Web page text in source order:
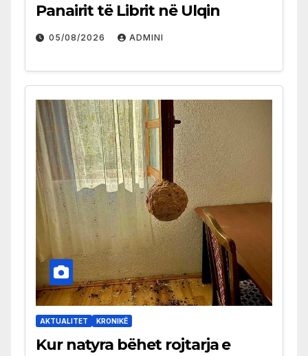
Panairit të Librit në Ulqin
05/08/2026 ADMINI
AKTUALITET KRONIKË
Kur natyra bëhet rojtarja e